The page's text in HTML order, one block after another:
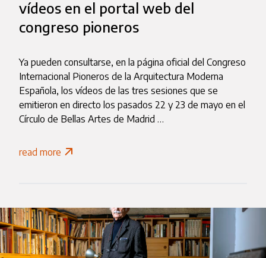
vídeos en el portal web del
congreso pioneros
Ya pueden consultarse, en la página oficial del Congreso
Internacional Pioneros de la Arquitectura Moderna
Española, los vídeos de las tres sesiones que se
emitieron en directo los pasados 22 y 23 de mayo en el
Círculo de Bellas Artes de Madrid …
read more